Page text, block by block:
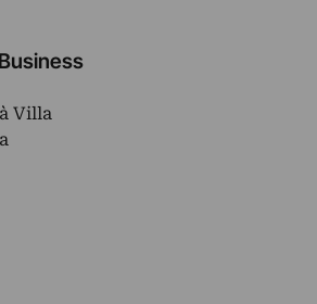
Villa